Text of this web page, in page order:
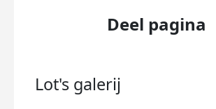
Deel pagina
Lot's galerij